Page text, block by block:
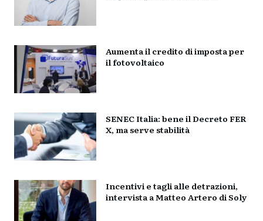
Aumenta il credito di imposta per
il fotovoltaico
SENEC Italia: bene il Decreto FER
X, ma serve stabilità
Incentivi e tagli alle detrazioni,
intervista a Matteo Artero di Soly